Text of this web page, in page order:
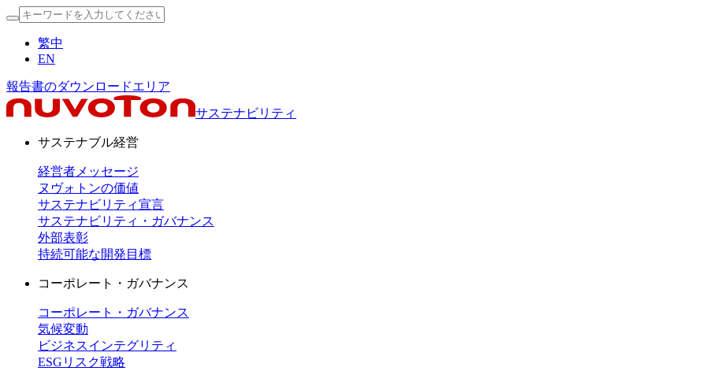
繁中
EN
報告書のダウンロードエリア
サステナビリティ
サステナブル経営
経営者メッセージ
ヌヴォトンの価値
サステナビリティ宣言
サステナビリティ・ガバナンス
外部表彰
持続可能な開発目標
コーポレート・ガバナンス
コーポレート・ガバナンス
気候変動
ビジネスインテグリティ
ESGリスク戦略